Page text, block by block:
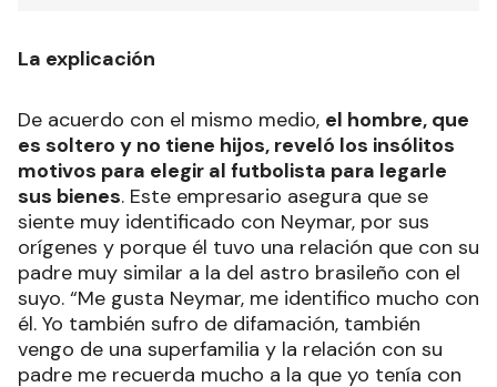
La explicación
De acuerdo con el mismo medio, el hombre, que
es soltero y no tiene hijos, reveló los insólitos
motivos para elegir al futbolista para legarle
sus bienes. Este empresario asegura que se
siente muy identificado con Neymar, por sus
orígenes y porque él tuvo una relación que con su
padre muy similar a la del astro brasileño con el
suyo. “Me gusta Neymar, me identifico mucho con
él. Yo también sufro de difamación, también
vengo de una superfamilia y la relación con su
padre me recuerda mucho a la que yo tenía con